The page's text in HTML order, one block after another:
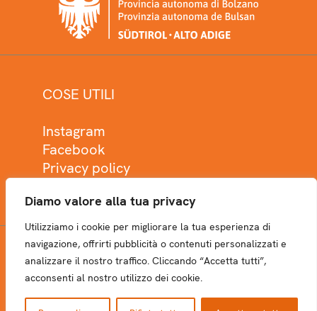
Diamo valore alla tua privacy
Utilizziamo i cookie per migliorare la tua esperienza di
navigazione, offrirti pubblicità o contenuti personalizzati e
analizzare il nostro traffico. Cliccando “Accetta tutti”,
acconsenti al nostro utilizzo dei cookie.
COSE UTILI
Instagram
Facebook
Privacy policy
NEWSLETTER